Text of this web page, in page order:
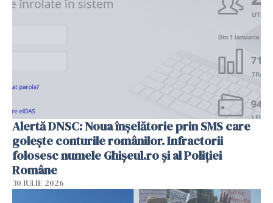
Alertă DNSC: Noua înșelătorie prin SMS care
golește conturile românilor. Infractorii
folosesc numele Ghișeul.ro și al Poliției
Române
30 IULIE 2026